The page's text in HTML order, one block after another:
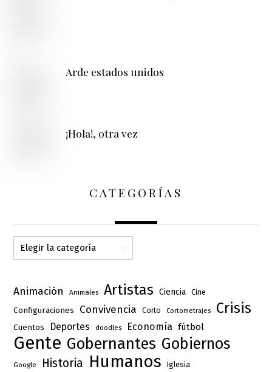
Arde estados unidos
¡Hola!, otra vez
CATEGORÍAS
Categorías
Animación Animales Artistas Ciencia Cine
Configuraciones Convivencia Corto Cortometrajes Crisis
Cuentos Deportes doodles Economía fútbol
Gente Gobernantes Gobiernos
Google Historia Humanos Iglesia